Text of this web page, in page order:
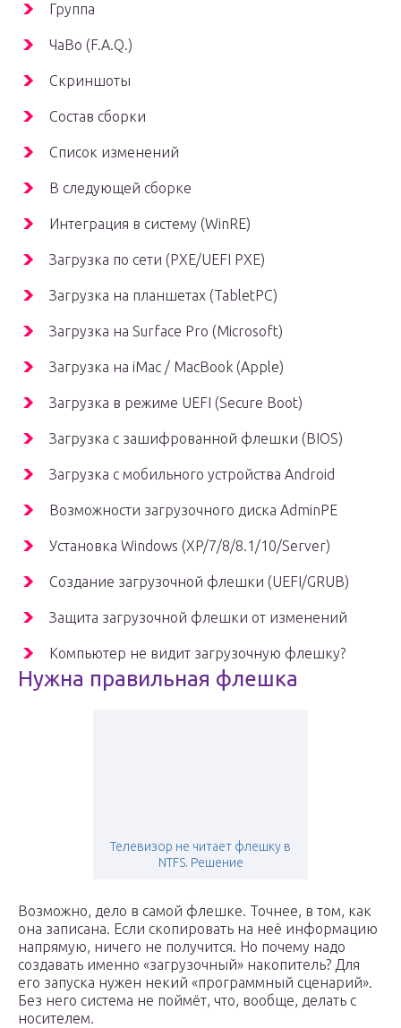
Группа
ЧаВо (F.A.Q.)
Скриншоты
Состав сборки
Список изменений
В следующей сборке
Интеграция в систему (WinRE)
Загрузка по сети (PXE/UEFI PXE)
Загрузка на планшетах (TabletPC)
Загрузка на Surface Pro (Microsoft)
Загрузка на iMac / MacBook (Apple)
Загрузка в режиме UEFI (Secure Boot)
Загрузка с зашифрованной флешки (BIOS)
Загрузка с мобильного устройства Android
Возможности загрузочного диска AdminPE
Установка Windows (XP/7/8/8.1/10/Server)
Создание загрузочной флешки (UEFI/GRUB)
Защита загрузочной флешки от изменений
Компьютер не видит загрузочную флешку?
Нужна правильная флешка
Телевизор не читает флешку в
NTFS. Решение
Возможно, дело в самой флешке. Точнее, в том, как
она записана. Если скопировать на неё информацию
напрямую, ничего не получится. Но почему надо
создавать именно «загрузочный» накопитель? Для
его запуска нужен некий «программный сценарий».
Без него система не поймёт, что, вообще, делать с
носителем.